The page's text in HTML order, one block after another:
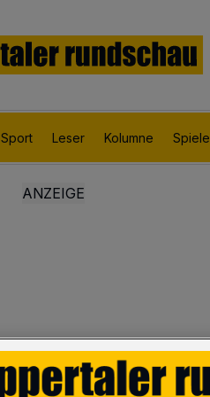
Sport Leser Kolumne Spiele